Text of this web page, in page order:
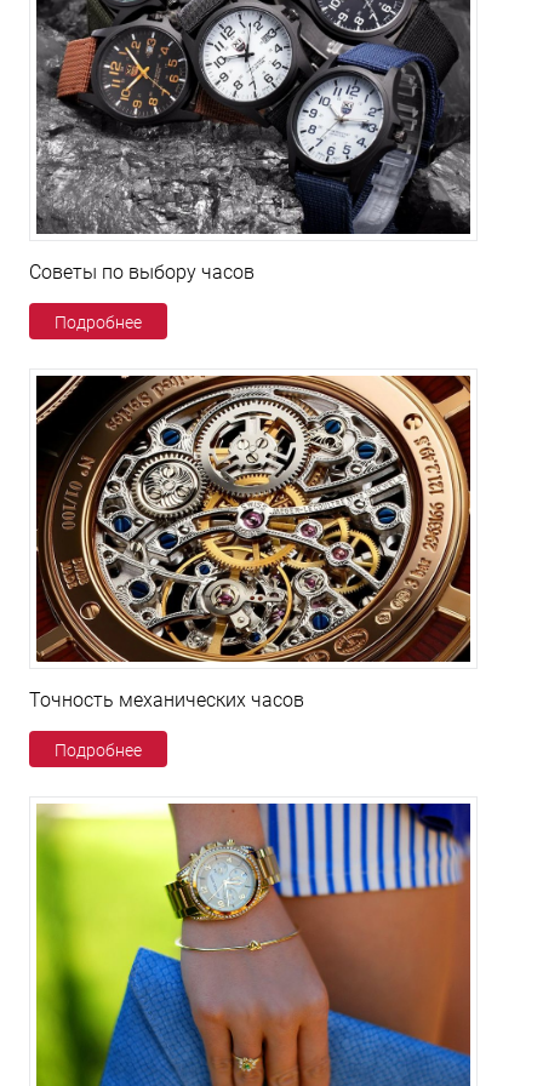
Советы по выбору часов
Подробнее
Точность механических часов
Подробнее